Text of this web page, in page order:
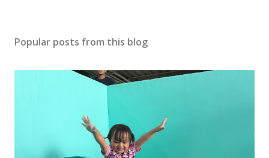
Popular posts from this blog